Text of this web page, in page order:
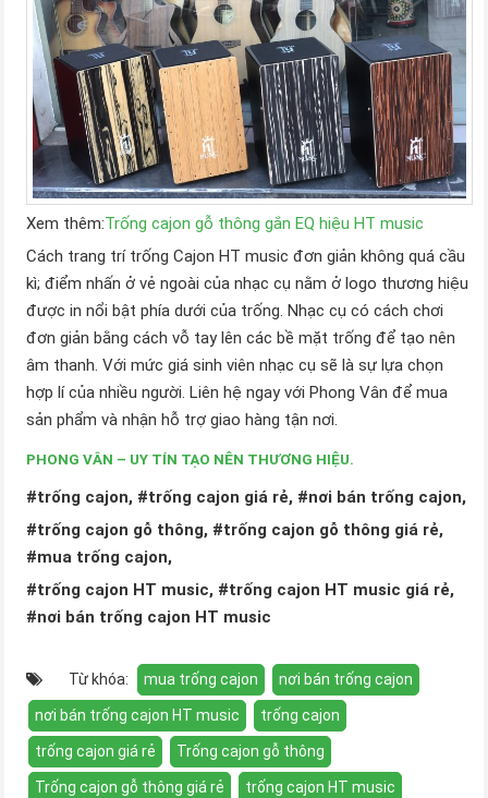
Xem thêm:Trống cajon gỗ thông gắn EQ hiệu HT music
Cách trang trí trống Cajon HT music đơn giản không quá cầu
kì; điểm nhấn ở vẻ ngoài của nhạc cụ nằm ở logo thương hiệu
được in nổi bật phía dưới của trống. Nhạc cụ có cách chơi
đơn giản bằng cách vỗ tay lên các bề mặt trống để tạo nên
âm thanh. Với mức giá sinh viên nhạc cụ sẽ là sự lựa chọn
hợp lí của nhiều người. Liên hệ ngay với Phong Vân để mua
sản phẩm và nhận hỗ trợ giao hàng tận nơi.
PHONG VÂN – UY TÍN TẠO NÊN THƯƠNG HIỆU.
#trống cajon, #trống cajon giá rẻ, #nơi bán trống cajon,
#trống cajon gỗ thông, #trống cajon gỗ thông giá rẻ,
#mua trống cajon,
#trống cajon HT music, #trống cajon HT music giá rẻ,
#nơi bán trống cajon HT music
Từ khóa: mua trống cajon nơi bán trống cajon
nơi bán trống cajon HT music trống cajon
trống cajon giá rẻ Trống cajon gỗ thông
Trống cajon gỗ thông giá rẻ trống cajon HT music